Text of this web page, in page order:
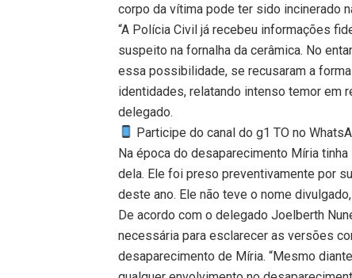
corpo da vítima pode ter sido incinerado
“A Polícia Civil já recebeu informações
suspeito na fornalha da cerâmica. No
essa possibilidade, se recusaram a
identidades, relatando intenso temor em
delegado.
Participe do canal do g1 TO no
Na época do desaparecimento Míria
dela. Ele foi preso preventivamente por
deste ano. Ele não teve o nome
De acordo com o delegado Joelberth
necessária para esclarecer as versões
desaparecimento de Míria. “Mesmo